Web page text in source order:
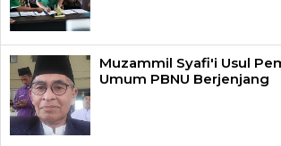
Muzammil Syafi'i Usul
Umum PBNU Berjenjang